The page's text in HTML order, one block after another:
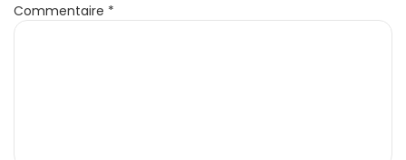
Commentaire *